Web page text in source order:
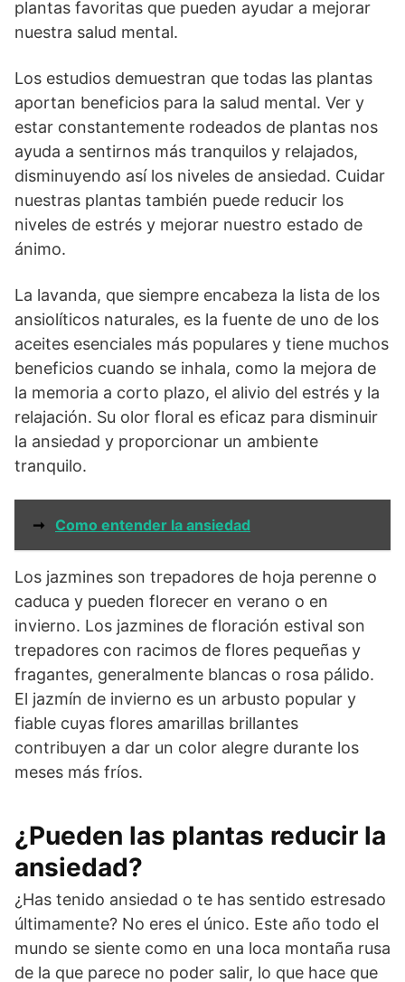
plantas favoritas que pueden ayudar a mejorar
nuestra salud mental.
Los estudios demuestran que todas las plantas
aportan beneficios para la salud mental. Ver y
estar constantemente rodeados de plantas nos
ayuda a sentirnos más tranquilos y relajados,
disminuyendo así los niveles de ansiedad. Cuidar
nuestras plantas también puede reducir los
niveles de estrés y mejorar nuestro estado de
ánimo.
La lavanda, que siempre encabeza la lista de los
ansiolíticos naturales, es la fuente de uno de los
aceites esenciales más populares y tiene muchos
beneficios cuando se inhala, como la mejora de
la memoria a corto plazo, el alivio del estrés y la
relajación. Su olor floral es eficaz para disminuir
la ansiedad y proporcionar un ambiente
tranquilo.
➞ Como entender la ansiedad
Los jazmines son trepadores de hoja perenne o
caduca y pueden florecer en verano o en
invierno. Los jazmines de floración estival son
trepadores con racimos de flores pequeñas y
fragantes, generalmente blancas o rosa pálido.
El jazmín de invierno es un arbusto popular y
fiable cuyas flores amarillas brillantes
contribuyen a dar un color alegre durante los
meses más fríos.
¿Pueden las plantas reducir la
ansiedad?
¿Has tenido ansiedad o te has sentido estresado
últimamente? No eres el único. Este año todo el
mundo se siente como en una loca montaña rusa
de la que parece no poder salir, lo que hace que